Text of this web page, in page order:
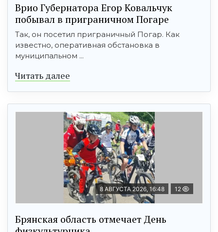
Врио Губернатора Егор Ковальчук
побывал в приграничном Погаре
Так, он посетил приграничный Погар. Как
известно, оперативная обстановка в
муниципальном ...
Читать далее
8 АВГУСТА 2026, 16:48 12
Брянская область отмечает День